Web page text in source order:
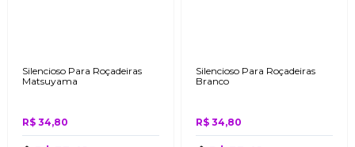
Silencioso Para Roçadeiras
Matsuyama
R$ 34,80
Silencioso Para Roçadeiras
Branco
R$ 34,80